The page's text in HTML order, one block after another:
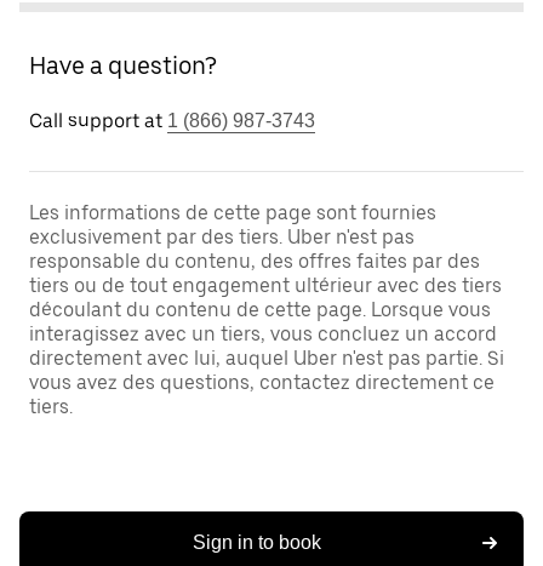
Have a question?
Call support at 1 (866) 987-3743
Les informations de cette page sont fournies
exclusivement par des tiers. Uber n'est pas
responsable du contenu, des offres faites par des
tiers ou de tout engagement ultérieur avec des tiers
découlant du contenu de cette page. Lorsque vous
interagissez avec un tiers, vous concluez un accord
directement avec lui, auquel Uber n'est pas partie. Si
vous avez des questions, contactez directement ce
tiers.
Sign in to book